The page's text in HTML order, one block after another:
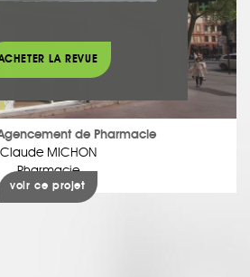
Agencement de Pharmacie
Claude MICHON
Pharmacie
voir ce projet
LA REVUE